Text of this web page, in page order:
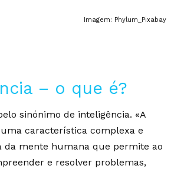
Imagem: Phylum_Pixabay
– o que é?
sinónimo de inteligência. «A
característica complexa e
da mente humana que permite ao
e resolver problemas,